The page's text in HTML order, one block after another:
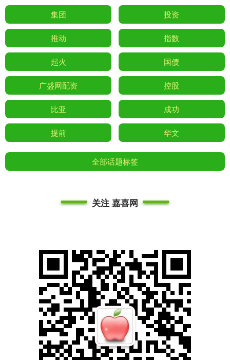
集团 投资
推动 指数
起火 国债
广盛网配资 控股
比亚 成功
提前 华文
全部话题标签
关注 嘉喜网